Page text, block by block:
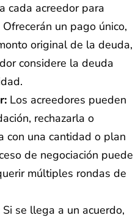
cada acreedor para
un pago único,
original de la deuda,
considere la deuda
Los acreedores pueden
rechazarla o
con una cantidad o plan
de negociación puede
múltiples rondas de
Si se llega a un acuerdo,